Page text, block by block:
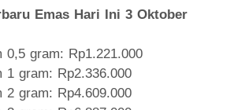
Emas Hari Ini 3 Oktober
0,5 gram: Rp1.221.000‎
1 gram: Rp2.336.000‎
2 gram: Rp4.609.000‎